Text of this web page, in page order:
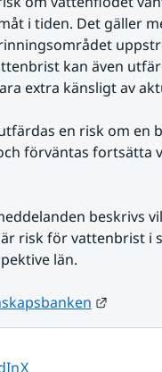
i tiden. Det gäller
kan även
extra känsligt av
en risk om en
förväntas fortsätta
beskrivs
risk för vattenbrist i
län.
Länk till
på
Dela sidan på
X